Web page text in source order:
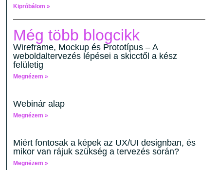
Kipróbálom »
Még több blogcikk
Wireframe, Mockup és Prototípus – A
weboldaltervezés lépései a skicctől a kész
felületig
Megnézem »
Webinár alap
Megnézem »
Miért fontosak a képek az UX/UI designban, és
mikor van rájuk szükség a tervezés során?
Megnézem »